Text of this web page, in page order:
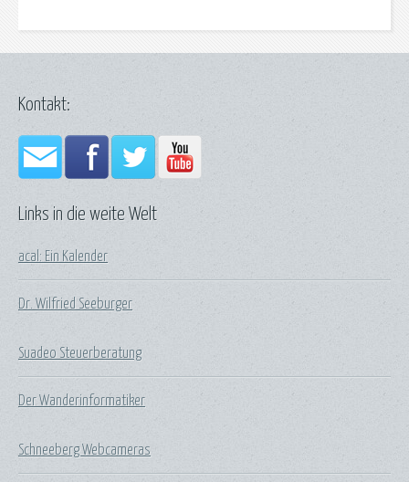
Links in die weite Welt
acal: Ein Kalender
Dr. Wilfried Seeburger
Suadeo Steuerberatung
Der Wanderinformatiker
Schneeberg Webcameras
Kontakt: